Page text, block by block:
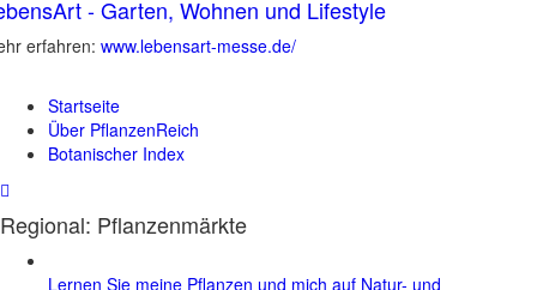
- Garten, Wohnen und Lifestyle
erfahren: www.lebensart-messe.de/
Startseite
Über PflanzenReich
Botanischer Index
Regional: Pflanzenmärkte
Lernen Sie meine Pflanzen und mich auf Natur- und